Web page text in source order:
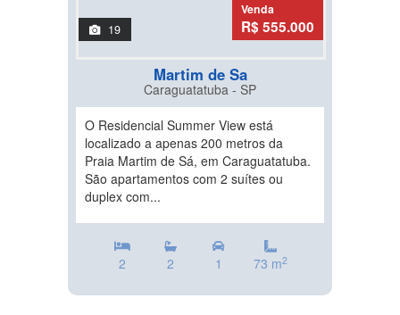
19
Venda
R$ 555.000
Martim de Sa
Caraguatatuba - SP
O Residencial Summer View está
localizado a apenas 200 metros da
Praia Martim de Sá, em Caraguatatuba.
São apartamentos com 2 suítes ou
duplex com...
2 2 1 73 m2